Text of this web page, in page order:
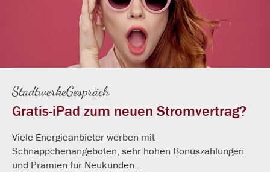
Gratis-iPad zum neuen Stromvertrag?
StadtwerkeGespräch
Viele Energieanbieter werben mit
Schnäppchenangeboten, sehr hohen Bonuszahlungen
und Prämien für Neukunden...